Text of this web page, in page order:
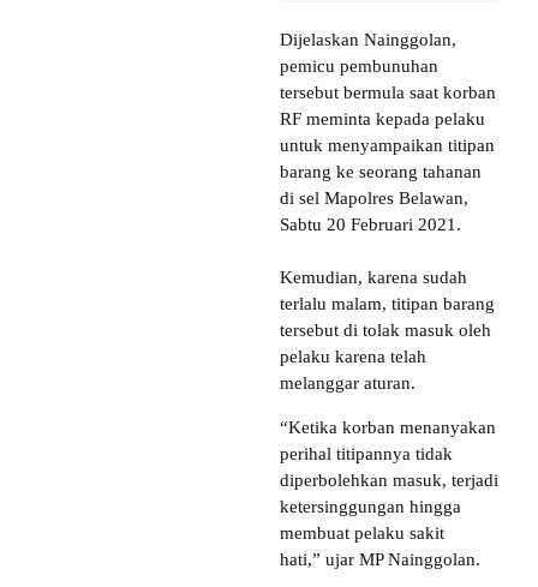
Dijelaskan Nainggolan,
pemicu pembunuhan
tersebut bermula saat korban
RF meminta kepada pelaku
untuk menyampaikan titipan
barang ke seorang tahanan
di sel Mapolres Belawan,
Sabtu 20 Februari 2021.
Kemudian, karena sudah
terlalu malam, titipan barang
tersebut di tolak masuk oleh
pelaku karena telah
melanggar aturan.
“Ketika korban menanyakan
perihal titipannya tidak
diperbolehkan masuk, terjadi
ketersinggungan hingga
membuat pelaku sakit
hati,” ujar MP Nainggolan.